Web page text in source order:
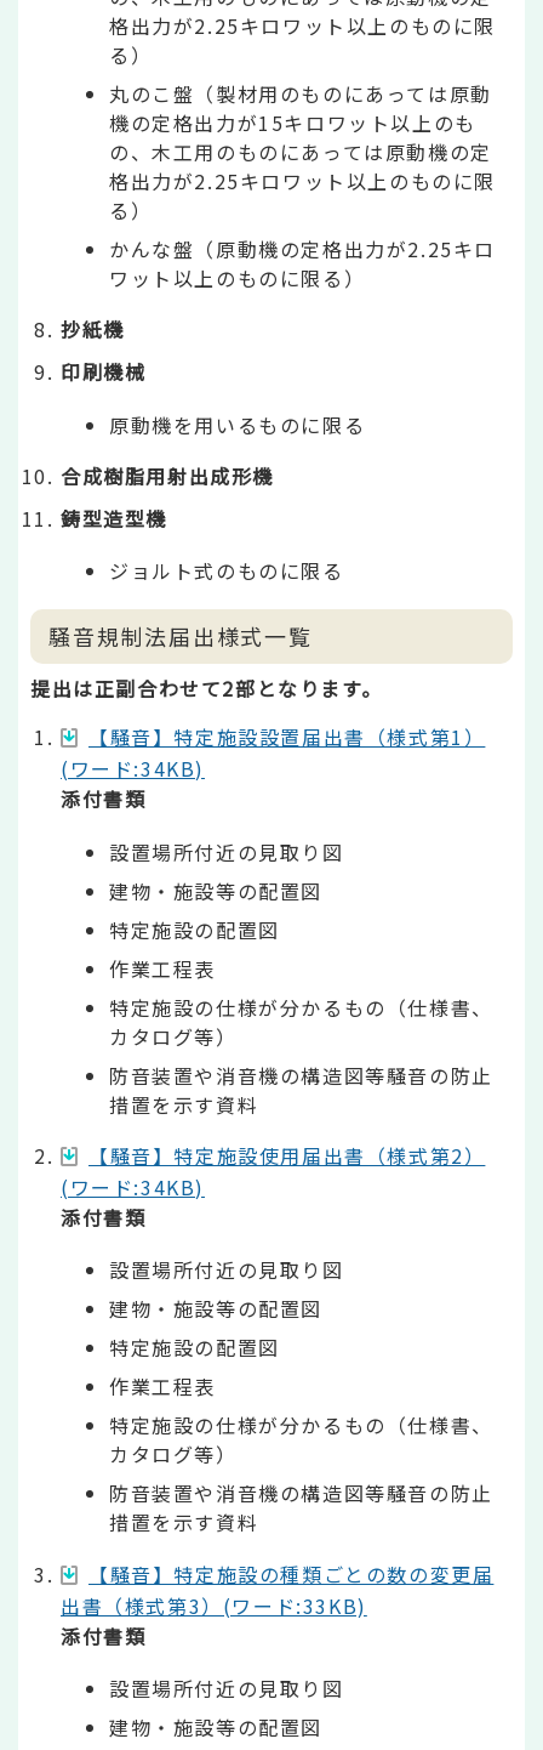
格出力が2.25キロワット以上のものに限
る）
丸のこ盤（製材用のものにあっては原動
機の定格出力が15キロワット以上のも
の、木工用のものにあっては原動機の定
格出力が2.25キロワット以上のものに限
る）
かんな盤（原動機の定格出力が2.25キロ
ワット以上のものに限る）
抄紙機
印刷機械
原動機を用いるものに限る
合成樹脂用射出成形機
鋳型造型機
ジョルト式のものに限る
騒音規制法届出様式一覧
提出は正副合わせて2部となります。
【騒音】特定施設設置届出書（様式第1）
(ワード:34KB)
添付書類
設置場所付近の見取り図
建物・施設等の配置図
特定施設の配置図
作業工程表
特定施設の仕様が分かるもの（仕様書、
カタログ等）
防音装置や消音機の構造図等騒音の防止
措置を示す資料
【騒音】特定施設使用届出書（様式第2）
(ワード:34KB)
添付書類
設置場所付近の見取り図
建物・施設等の配置図
特定施設の配置図
作業工程表
特定施設の仕様が分かるもの（仕様書、
カタログ等）
防音装置や消音機の構造図等騒音の防止
措置を示す資料
【騒音】特定施設の種類ごとの数の変更届
出書（様式第3）(ワード:33KB)
添付書類
設置場所付近の見取り図
建物・施設等の配置図